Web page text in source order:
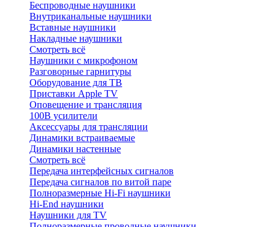
Беспроводные наушники
Внутриканальные наушники
Вставные наушники
Накладные наушники
Смотреть всё
Наушники с микрофоном
Разговорные гарнитуры
Оборудование для ТВ
Приставки Apple TV
Оповещение и трансляция
100В усилители
Аксессуары для трансляции
Динамики встраиваемые
Динамики настенные
Смотреть всё
Передача интерфейсных сигналов
Передача сигналов по витой паре
Полноразмерные Hi-Fi наушники
Hi-End наушники
Наушники для TV